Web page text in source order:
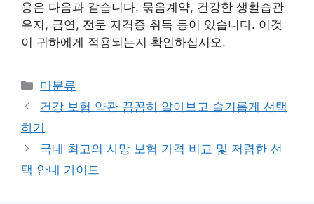
용은 다음과 같습니다. 묶음계약, 건강한 생활습관
유지, 금연, 전문 자격증 취득 등이 있습니다. 이것
이 귀하에게 적용되는지 확인하십시오.
Categories
미분류
건강 보험 약관 꼼꼼히 알아보고 슬기롭게 선택
하기
국내 최고의 사망 보험 가격 비교 및 저렴한 선
택 안내 가이드